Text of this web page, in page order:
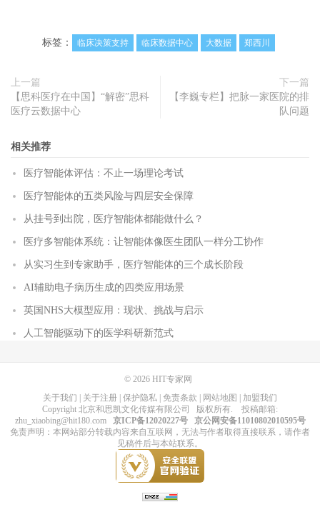
标签： 临床决策支持 临床数据中心 大数据 郑西川
上一篇
【思科医疗在中国】“解密”思科
医疗云数据中心
下一篇
【李巍专栏】把脉一家医院的排
队问题
相关推荐
医疗智能体评估：不止一场理论考试
医疗智能体的五类风险与四层安全保障
从挂号到出院，医疗智能体都能做什么？
医疗多智能体系统：让智能体像医生团队一样分工协作
从实习生到专家助手，医疗智能体的三个成长阶段
AI辅助电子病历生成的四类应用场景
英国NHS大模型应用：现状、挑战与启示
人工智能驱动下的医学科研新范式
© 2026 HIT专家网
关于我们
关于注册 保护隐私 免责条款 网站地图
加盟我们
Copyright 北京和思凯文化传媒有限公司 版权所有. 投稿邮箱:
zhu_xiaobing@hit180.com
京ICP备12020227号
京公网安备11010802010595号
免责声明：本网站部分转载内容来自互联网，无法与作者取得直接联系，请作者
见稿件后与本站联系。